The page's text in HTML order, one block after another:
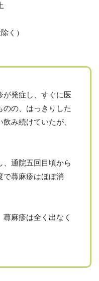
く）
が発症し、すぐに医
の、はっきりした
み続けていたが、
、通院五回目頃から
で蕁麻疹はほぼ消
麻疹は全く出なく